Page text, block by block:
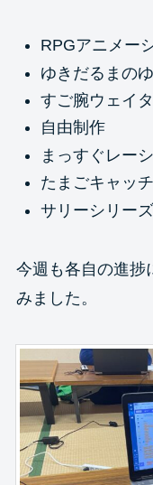
RPGアニメー
ゆきだるまの
すご腕ウェイ
自由制作
まっすぐレー
たまごキャッ
サリーシリーズ
今週も各自の進捗
みました。